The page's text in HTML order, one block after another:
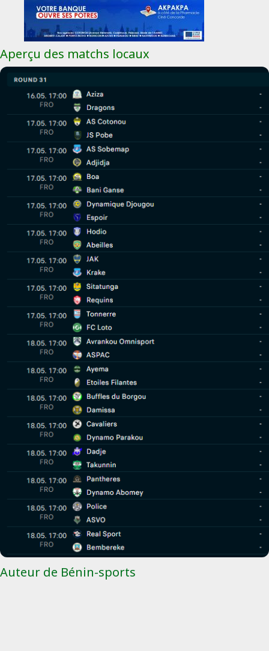
Aperçu des matchs locaux
Auteur de Bénin-sports